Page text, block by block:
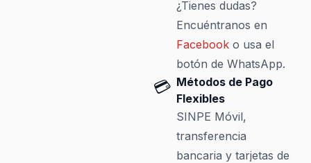
¿Tienes dudas?
Encuéntranos en
Facebooko usa el
botón de WhatsApp.
💳 Métodos de Pago
Flexibles
SINPE Móvil,
transferencia
bancaria y tarjetas de